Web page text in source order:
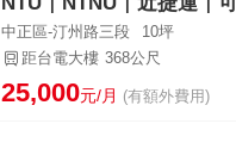
中正區-汀州路三段
10坪
距台電大樓 368公尺
25,000元/月 (有額外費用)